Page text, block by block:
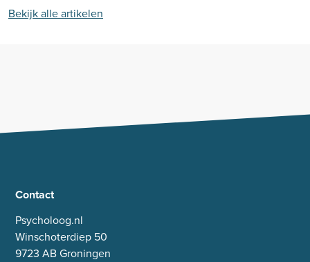
Bekijk alle artikelen
Contact
Psycholoog.nl
Winschoterdiep 50
9723 AB Groningen